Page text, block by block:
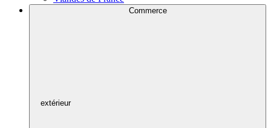
Commerce
extérieur